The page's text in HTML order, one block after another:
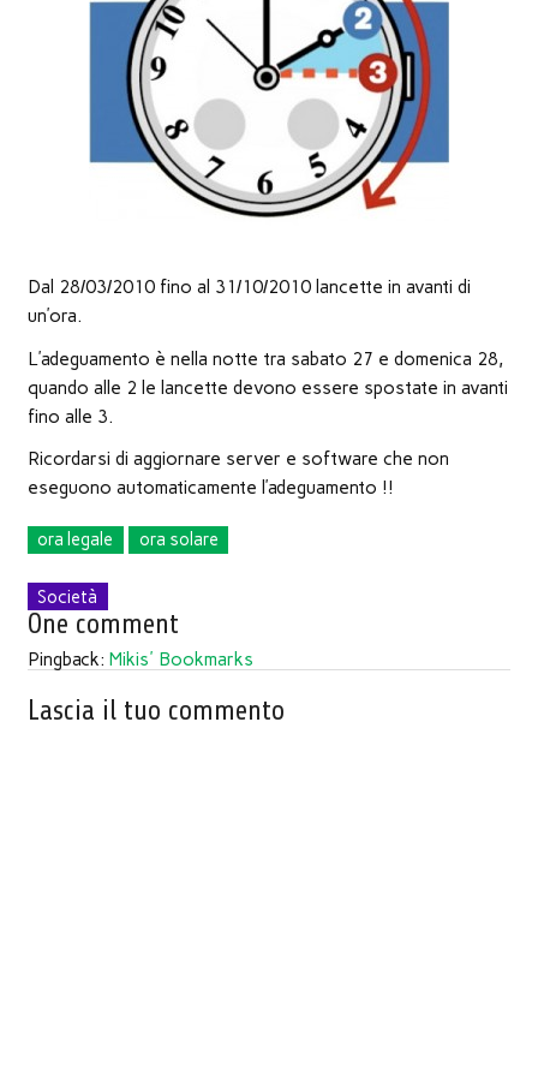
finestra)
Dal 28/03/2010 fino al 31/10/2010 lancette in avanti di
un’ora.
L’adeguamento è nella notte tra sabato 27 e domenica 28,
quando alle 2 le lancette devono essere spostate in avanti
fino alle 3.
Ricordarsi di aggiornare server e software che non
eseguono automaticamente l’adeguamento !!
ora legale ora solare
Società
One comment
Pingback: Mikis' Bookmarks
Lascia il tuo commento